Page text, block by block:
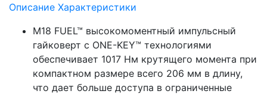
Описание Характеристики
M18 FUEL™ высокомоментный импульсный
гайковерт с ONE-KEY™ технологиями
обеспечивает 1017 Нм крутящего момента при
компактном размере всего 206 мм в длину,
что дает больше доступа в ограниченные